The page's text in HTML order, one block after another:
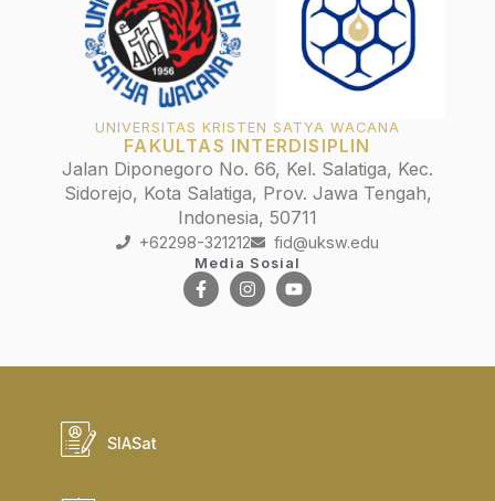
UNIVERSITAS KRISTEN SATYA WACANA
FAKULTAS INTERDISIPLIN
Jalan Diponegoro No. 66, Kel. Salatiga, Kec.
Sidorejo, Kota Salatiga, Prov. Jawa Tengah,
Indonesia, 50711
+62298-321212 fid@uksw.edu
Media Sosial
SIASat